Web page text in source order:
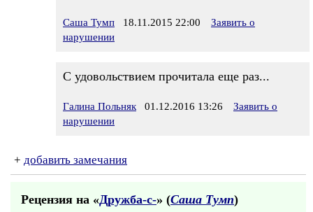
Саша Тумп 18.11.2015 22:00
Заявить о
нарушении
С удовольствием прочитала еще раз...
Галина Польняк 01.12.2016 13:26
Заявить о
нарушении
+ добавить замечания
Рецензия на «Дружба-с-» (Саша Тумп)